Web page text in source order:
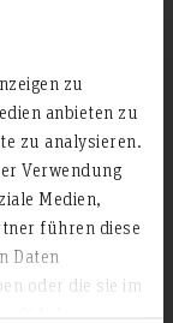
zu
anbieten zu
zu analysieren.
Verwendung
Medien,
führen diese
Daten
oder die sie im